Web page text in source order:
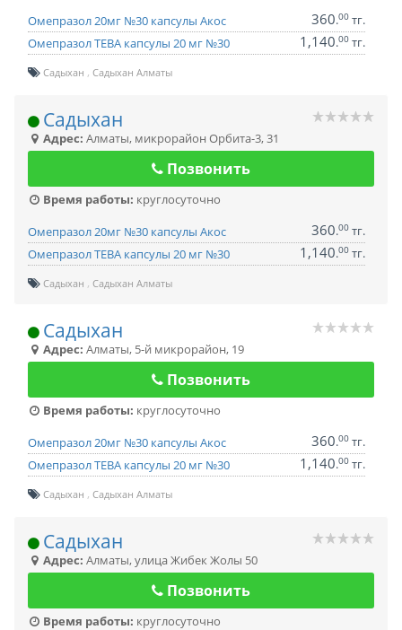
Омепразол 20мг №30 капсулы Акос 360.00 тг.
Омепразол ТЕВА капсулы 20 мг №30
1,140.00 тг.
Садыхан Садыхан Алматы
Садыхан
Адрес: Алматы, микрорайон Орбита-3, 31
Позвонить
Время работы: круглосуточно
Омепразол 20мг №30 капсулы Акос
360.00 тг.
Омепразол ТЕВА капсулы 20 мг №30
1,140.00 тг.
Садыхан Садыхан Алматы
Садыхан
Адрес: Алматы, 5-й микрорайон, 19
Позвонить
Время работы: круглосуточно
Омепразол 20мг №30 капсулы Акос
360.00 тг.
Омепразол ТЕВА капсулы 20 мг №30
1,140.00 тг.
Садыхан Садыхан Алматы
Садыхан
Адрес: Алматы,улица Жибек Жолы 50
Позвонить
Время работы: круглосуточно